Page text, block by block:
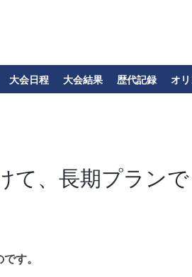
大会日程 大会結果 歴代記録 オ
て、長期プランで
す。